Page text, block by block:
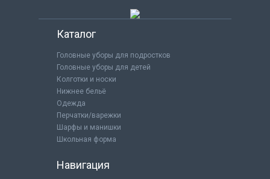
Каталог
Головные уборы для подростков
Головные уборы для детей
Колготки и носки
Нижнее бельё
Одежда
Перчатки/варежки
Шарфы и манишки
Школьная форма
Навигация